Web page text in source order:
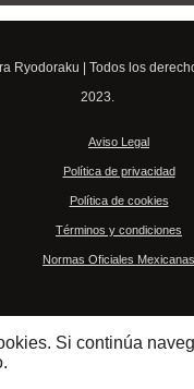
Ryodoraku | Todos los
2023.
Aviso Legal
Política de privacidad
Política de cookies
Términos y condiciones
Normas Oficiales Mexicanas
Si continúa